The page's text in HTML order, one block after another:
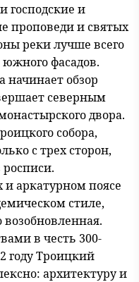
господские и
проповеди и святых
реки лучше всего
фасадов.
начинает обзор
северным
двора.
собора,
с трех сторон,
росписи.
и аркатурном поясе
стиле,
возобновленная.
в честь 300-
году Троицкий
архитектуру и